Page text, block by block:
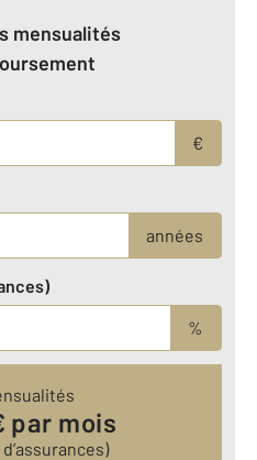
mensualités
€
années
%
par mois